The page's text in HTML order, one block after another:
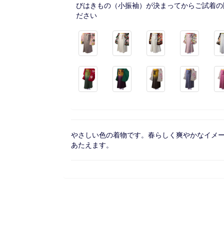
びはきもの（小振袖）が決まってからご試着
ださい
やさしい色の着物です。春らしく爽やかなイメ
あたえます。